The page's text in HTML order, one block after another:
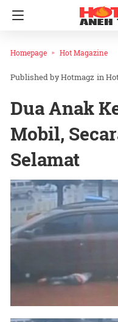
Homepage Hot Magazine
Hotmagz in
Dua Anak
Mobil,
Selamat